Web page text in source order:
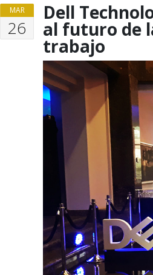
MAR
26
Dell
al futuro de
trabajo